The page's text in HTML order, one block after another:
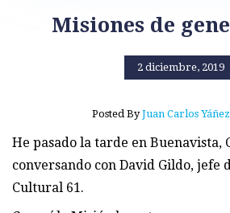
Misiones de
2 diciembre, 2019
Posted ByJuan Carlos
He pasado la tarde en Buenavista,
conversando con David Gildo, jefe
Cultural 61.